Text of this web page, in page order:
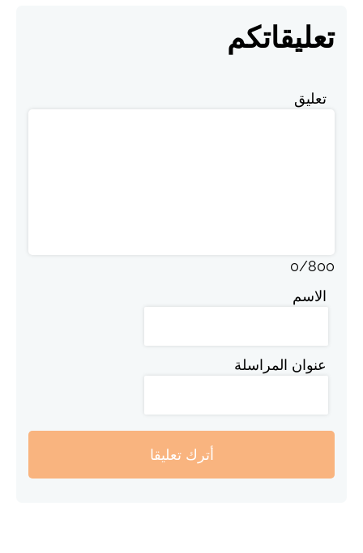
تعليقاتكم
تعليق
0/800
الاسم
عنوان المراسلة
أترك تعليقا